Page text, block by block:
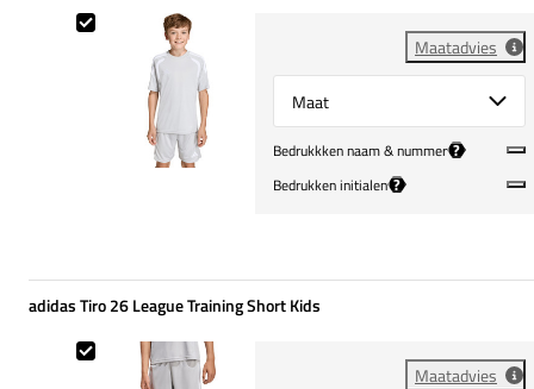
Maatadvies
Select {option} for {name}
Bedrukkken naam & nummer ?
Bedrukken initialen ?
adidas Tiro 26 League Training Shirt Kids
adidas Tiro 26 League Training Short Kids
Maatadvies
adidas Tiro 26 League Training Short Kids